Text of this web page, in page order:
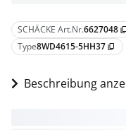
SCHÄCKE Art.Nr.6627048 content_copy
Type8WD4615-5HH37 content_copy
Beschreibung